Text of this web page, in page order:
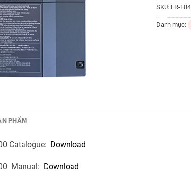
SKU: FR-
Danh mục:
PHẨM
Catalogue: Download
Manual: Download